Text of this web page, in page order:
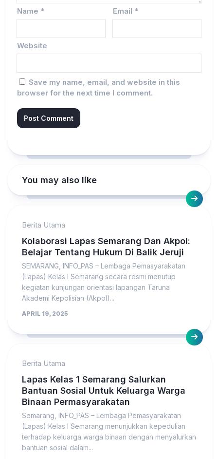
Name * Email *
Website
Save my name, email, and website in this
browser for the next time I comment.
You may also like
Berita Utama
Kolaborasi Lapas Semarang Dan Akpol:
Belajar Tentang Hukum Di Balik Jeruji
SEMARANG, INFO_PAS – Lembaga Pemasyarakatan
(Lapas) Kelas I Semarang secara resmi menutup
kegiatan kunjungan orientasi lapangan Taruna
Akademi Kepolisian (Akpol)...
APRIL 19, 2025
Berita Utama
Lapas Kelas 1 Semarang Salurkan
Bantuan Sosial Untuk Keluarga Warga
Binaan Permasyarakatan
Semarang, INFO_PAS – Lembaga Pemasyarakatan
(Lapas) Kelas I Semarang menunjukkan kepedulian
terhadap keluarga warga binaan dengan menyalurkan
bantuan sosial dalam...